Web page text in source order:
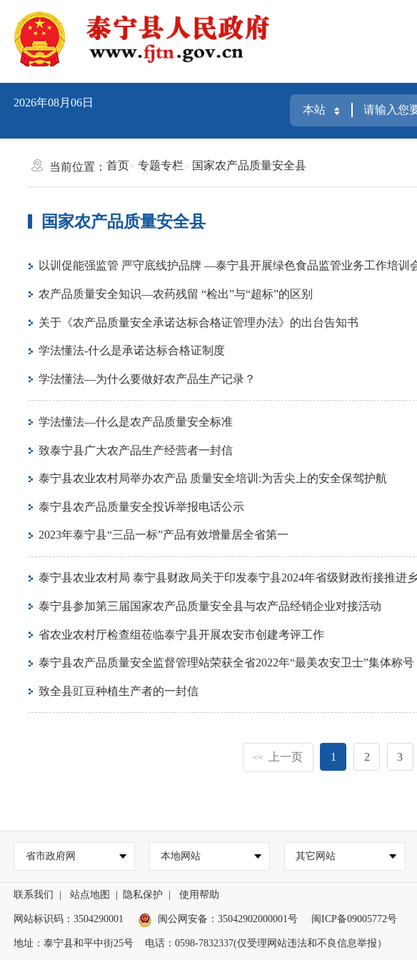
2026年08月06日
当前位置：首页 专题专栏 国家农产品质量安全县
国家农产品质量安全县
以训促能强监管 严守底线护品牌 —泰宁县开展绿色食品监管业务工作培训
农产品质量安全知识—农药残留 “检出”与“超标”的区别
关于《农产品质量安全承诺达标合格证管理办法》的出台告知书
学法懂法-什么是承诺达标合格证制度
学法懂法—为什么要做好农产品生产记录？
学法懂法—什么是农产品质量安全标准
致泰宁县广大农产品生产经营者一封信
泰宁县农业农村局举办农产品 质量安全培训:为舌尖上的安全保驾护航
泰宁县农产品质量安全投诉举报电话公示
2023年泰宁县“三品一标”产品有效增量居全省第一
泰宁县农业农村局 泰宁县财政局关于印发泰宁县2024年省级财政衔接推进
泰宁县参加第三届国家农产品质量安全县与农产品经销企业对接活动
省农业农村厅检查组莅临泰宁县开展农安市创建考评工作
泰宁县农产品质量安全监督管理站荣获全省2022年“最美农安卫士”集体称号
致全县豇豆种植生产者的一封信
<< 上一页 1 2 3
省市政府网 本地网站 其它网站
联系我们 站点地图 隐私保护 使用帮助
网站标识码：3504290001 闽公网安备： 35042902000001号 闽ICP备09005772号
地址：泰宁县和平中街25号 电话：0598-7832337(仅受理网站违法和不良信息举报）